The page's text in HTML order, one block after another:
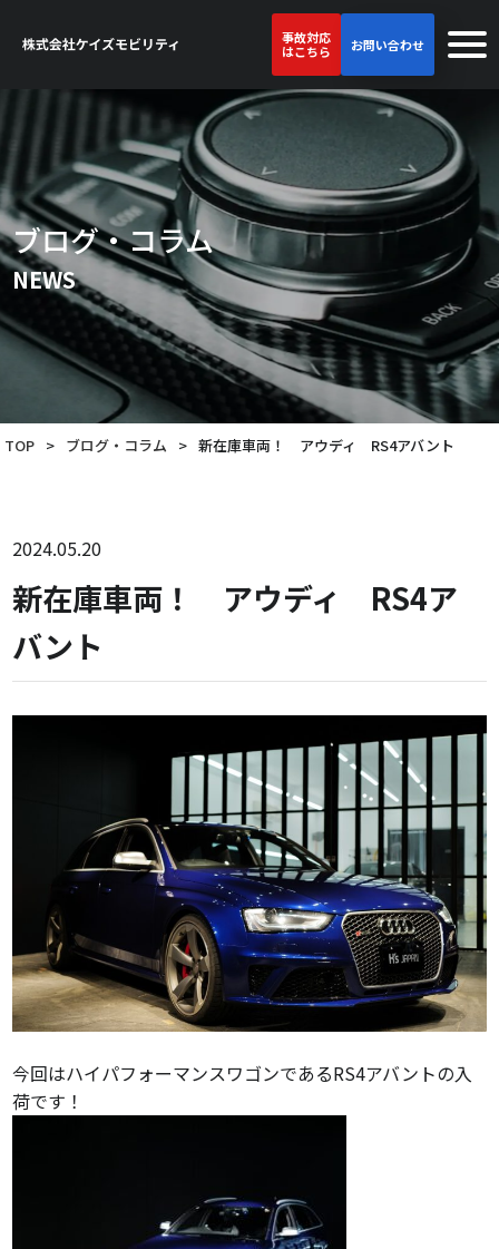
事故対応
はこちら
お問い合わせ
ブログ・コラム
NEWS
TOP > ブログ・コラム > 新在庫車両！ アウディ RS4アバント
2024.05.20
新在庫車両！ アウディ RS4ア
バント
今回はハイパフォーマンスワゴンであるRS4アバントの入
荷です！